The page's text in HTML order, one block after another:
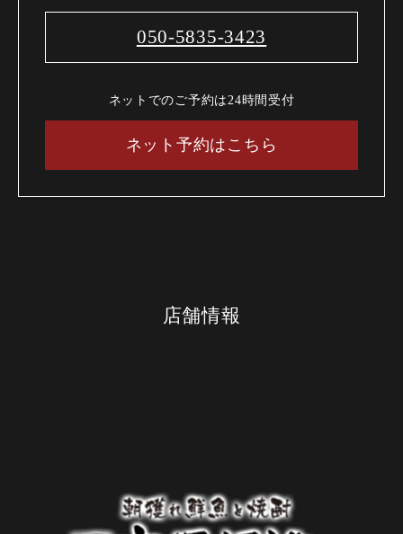
050-5835-3423
ネットでのご予約は24時間受付
ネット予約はこちら
店舗情報